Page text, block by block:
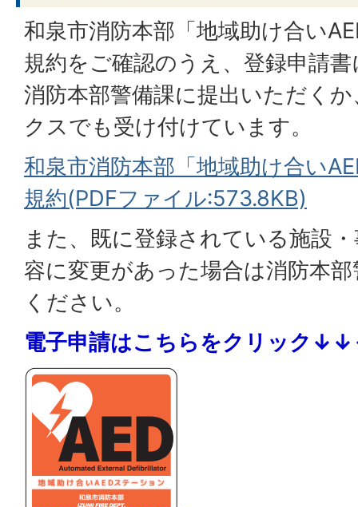
和泉市消防本部「地域助け合い
規約をご確認のうえ、登録申請
消防本部警備課に提出いただく
クスでも受け付けています。
和泉市消防本部「地域助け合い
規約(PDFファイル:573.8KB)
また、既に登録されている施設
容に変更があった場合は消防本
ください。
電子申請はこちらをクリック